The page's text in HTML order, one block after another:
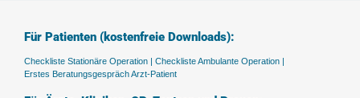
Für Patienten (kostenfreie Downloads):
Checkliste Stationäre Operation | Checkliste Ambulante Operation |
Erstes Beratungsgespräch Arzt-Patient